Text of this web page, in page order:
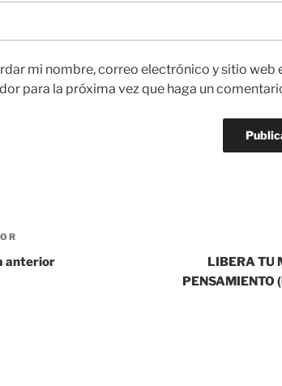
mi nombre, correo electrónico y sitio web
para la próxima vez que haga un
anterior
LIBERA TU
PENSAMIENTO